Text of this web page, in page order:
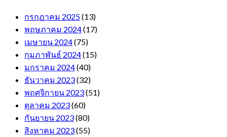
กรกฎาคม 2025(13)
พฤษภาคม 2024(17)
เมษายน 2024(75)
กุมภาพันธ์ 2024(15)
มกราคม 2024(40)
ธันวาคม 2023(32)
พฤศจิกายน 2023(51)
ตุลาคม 2023(60)
กันยายน 2023(80)
สิงหาคม 2023(55)